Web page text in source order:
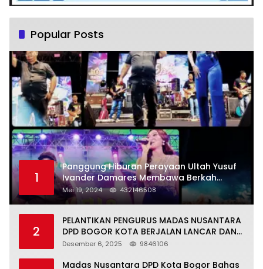
Popular Posts
1
Panggung Hiburan Perayaan Ultah Yusuf
Ivander Damares Membawa Berkah
Warga Kejapanan
Mei 19, 2024 432146508
2
PELANTIKAN PENGURUS MADAS NUSANTARA
DPD BOGOR KOTA BERJALAN LANCAR DAN
KHIDMAT
Desember 6, 2025 9846106
Madas Nusantara DPD Kota Bogor Bahas